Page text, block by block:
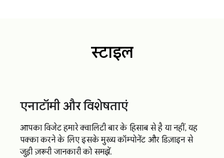
स्टाइल
एनाटॉमी और विशेषताएं
आपका विजेट हमारे क्वालिटी बार के हिसाब से है या नहीं, यह
पक्का करने के लिए इसके मुख्य कॉम्पोनेंट और डिज़ाइन से
जुड़ी ज़रूरी जानकारी को समझें.